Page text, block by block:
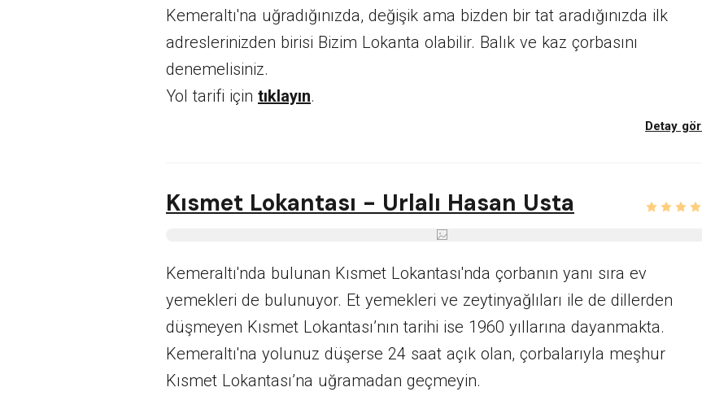
Kemeraltı'na uğradığınızda, değişik ama bizden bir tat aradığınızda ilk
adreslerinizden birisi Bizim Lokanta olabilir. Balık ve kaz çorbasını
denemelisiniz.
Yol tarifi için tıklayın.
Detay gör
Kısmet Lokantası - Urlalı Hasan Usta
Kemeraltı'nda bulunan Kısmet Lokantası'nda çorbanın yanı sıra ev
yemekleri de bulunuyor. Et yemekleri ve zeytinyağlıları ile de dillerden
düşmeyen Kısmet Lokantası’nın tarihi ise 1960 yıllarına dayanmakta.
Kemeraltı'na yolunuz düşerse 24 saat açık olan, çorbalarıyla meşhur
Kısmet Lokantası’na uğramadan geçmeyin.